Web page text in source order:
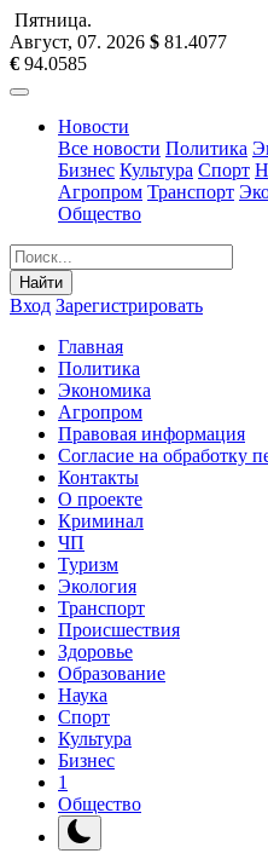
Пятница.
Август, 07. 2026 $ 81.4077
€ 94.0585
Новости
Все новости Политика
Бизнес Культура Спорт
Агропром Транспорт
Общество
Найти
Вход Зарегистрировать
Главная
Политика
Экономика
Агропром
Правовая информация
Согласие на обработку
Контакты
О проекте
Криминал
ЧП
Туризм
Экология
Транспорт
Происшествия
Здоровье
Образование
Наука
Спорт
Культура
Бизнес
1
Общество